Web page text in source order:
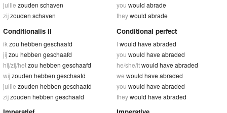
jullie zouden schaven
zijzouden schaven
you would abrade
theywould abrade
Conditionalis II
ik zou hebben geschaafd
jijzou hebben geschaafd
hij/zij/hetzou hebben geschaafd
wijzouden hebben geschaafd
jullie zouden hebben geschaafd
zijzouden hebben geschaafd
Conditional perfect
Iwould have abraded
you would have abraded
he/she/itwould have abraded
we would have abraded
you would have abraded
theywould have abraded